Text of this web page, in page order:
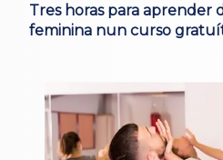
Tres horas para aprender
feminina nun curso